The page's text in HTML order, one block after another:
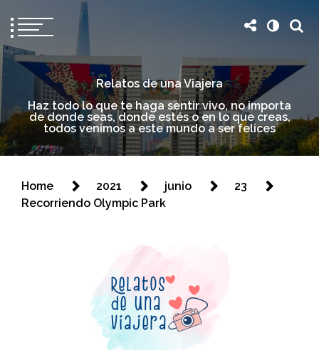
Relatos de una Viajera
Haz todo lo que te haga sentir vivo, no importa
de donde seas, donde estés o en lo que creas,
todos venimos a este mundo a ser felices
Home 2021 junio
23
Recorriendo Olympic Park